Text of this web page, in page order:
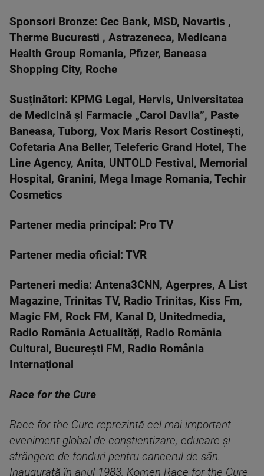
Sponsori Bronze: Cec Bank, MSD, Novartis ,
Therme Bucuresti , Astrazeneca, Medicana
Health Group Romania, Pfizer, Baneasa
Shopping City, Roche
Susținători: KPMG Legal, Hervis, Universitatea
de Medicină și Farmacie „Carol Davila”, Paste
Baneasa, Tuborg, Vox Maris Resort Costinești,
Cofetaria Ana Beller, Teleferic Grand Hotel, The
Line Agency, Anita, UNTOLD Festival, Memorial
Hospital, Granini, Mega Image Romania, Techir
Cosmetics
Partener media principal: Pro TV
Partener media oficial: TVR
Parteneri media: Antena3CNN, Agerpres, A List
Magazine, Trinitas TV, Radio Trinitas, Kiss Fm,
Magic FM, Rock FM, Kanal D, Unitedmedia,
Radio România Actualități, Radio România
Cultural, București FM, Radio România
Internațional
Race for the Cure
Race for the Cure reprezintă cel mai important
eveniment global de conștientizare, educare și
strângere de fonduri pentru cancerul de sân.
Inaugurată în anul 1983, Komen Race for the Cure